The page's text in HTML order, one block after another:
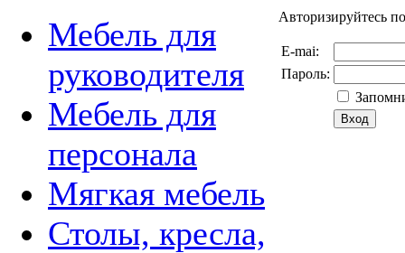
Мебель для
руководителя
Мебель для
персонала
Мягкая мебель
Столы, кресла,
Авторизируйтесь
E-mai:
Пароль: